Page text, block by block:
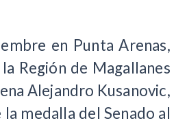
en Punta Arenas,
Región de Magallanes
Alejandro Kusanovic,
medalla del Senado al